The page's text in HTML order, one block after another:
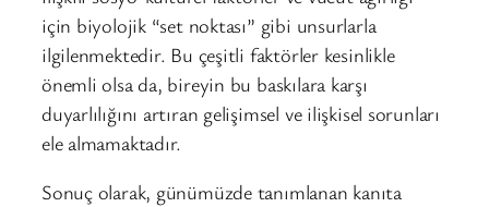
için biyolojik “set noktası” gibi unsurlarla
ilgilenmektedir. Bu çeşitli faktörler kesinlikle
önemli olsa da, bireyin bu baskılara karşı
duyarlılığını artıran gelişimsel ve ilişkisel sorunları
ele almamaktadır.
Sonuç olarak, günümüzde tanımlanan kanıta